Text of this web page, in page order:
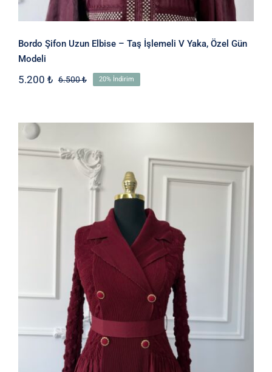
Bordo Şifon Uzun Elbise – Taş İşlemeli V Yaka, Özel Gün
Modeli
6.500₺Orijinal
5.200 ₺
Şu
5.200 ₺.
20% İndirim
Sihirli Elbise